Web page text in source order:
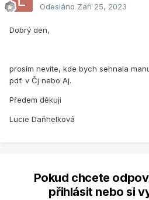
Odesláno Září 25, 2023
Dobrý den,
prosím nevíte, kde bych sehnala
pdf. v Čj nebo Aj.
Předem děkuji
Lucie Daňhelková
Pokud chcete
přihlásit nebo si